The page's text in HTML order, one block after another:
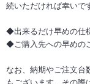
続いただければ幸いで
◆出来るだけ早めの仕
◆ご購入先への早めの
なお、納期やご注文台